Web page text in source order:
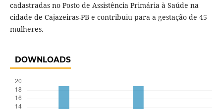
cadastradas no Posto de Assistência Primária à Saúde na
cidade de Cajazeiras-PB e contribuiu para a gestação de 45
mulheres.
DOWNLOADS